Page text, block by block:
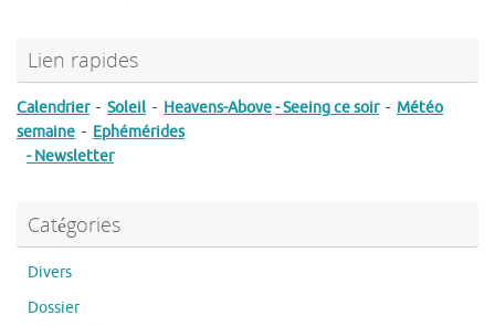
Lien rapides
Calendrier- Soleil - Heavens-Above- Seeing ce soir- Météo
semaine - Ephémérides
- Newsletter
Catégories
Divers
Dossier